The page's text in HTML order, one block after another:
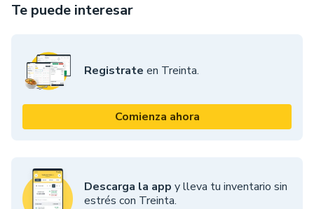
Te puede interesar
Registrate en Treinta.
Comienza ahora
Descarga la app y lleva tu inventario sin
estrés con Treinta.